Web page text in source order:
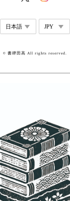
© 書肆田高 All rights reserved.